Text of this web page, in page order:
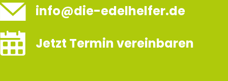
info@die-edelhelfer.de
Jetzt Termin vereinbaren